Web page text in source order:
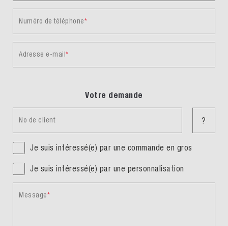
Numéro de téléphone
Adresse e-mail
Votre demande
No de client ?
Je suis intéressé(e) par une commande en gros
Je suis intéressé(e) par une personnalisation
Message